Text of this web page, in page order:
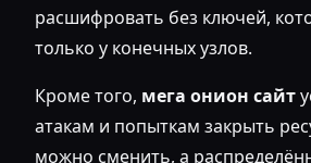
расшифровать без ключей,
только у конечных узлов.
Кроме того, мега онион сайт
атакам и попыткам закрыть
можно сменить, а